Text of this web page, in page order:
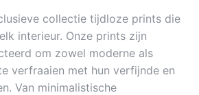
collectie tijdloze prints die
interieur. Onze prints zijn
om zowel moderne als
verfraaien met hun verfijnde en
Van minimalistische